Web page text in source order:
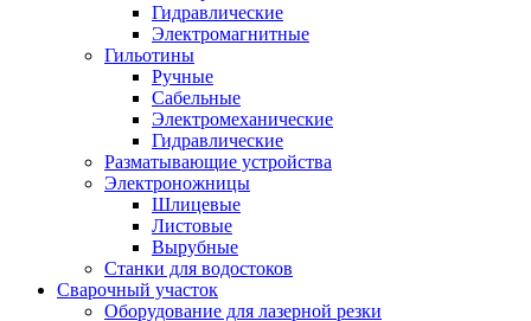
Гидравлические
Электромагнитные
Гильотины
Ручные
Сабельные
Электромеханические
Гидравлические
Разматывающие устройства
Электроножницы
Шлицевые
Листовые
Вырубные
Станки для водостоков
Сварочный участок
Оборудование для лазерной резки